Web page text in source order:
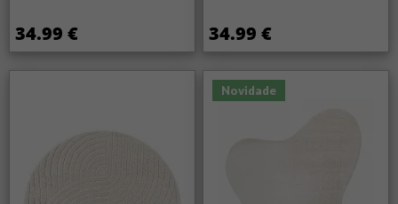
34.99 € 34.99 €
Novidade